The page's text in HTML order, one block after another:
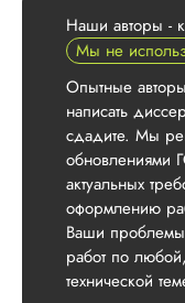
Наши авторы -
Мы не
Опытные
написать
сдадите. Мы
обновлениями
актуальных
оформлению
Ваши проблемы
работ по
технической